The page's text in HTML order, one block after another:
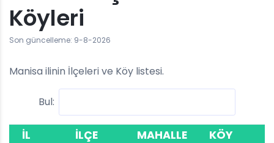
Köyleri
Son güncelleme: 9-8-2026
Manisa ilinin İlçeleri ve Köy listesi.
Bul:
İL İLÇE MAHALLE KÖY